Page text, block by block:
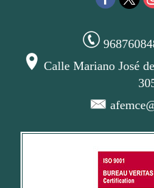
Calle Mariano José